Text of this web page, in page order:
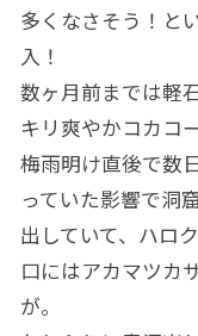
多くなさそう！と
入！
数ヶ月前までは軽
キリ爽やかコカコ
梅雨明け直後で数
っていた影響で洞
出していて、ハロ
口にはアカマツカ
が。